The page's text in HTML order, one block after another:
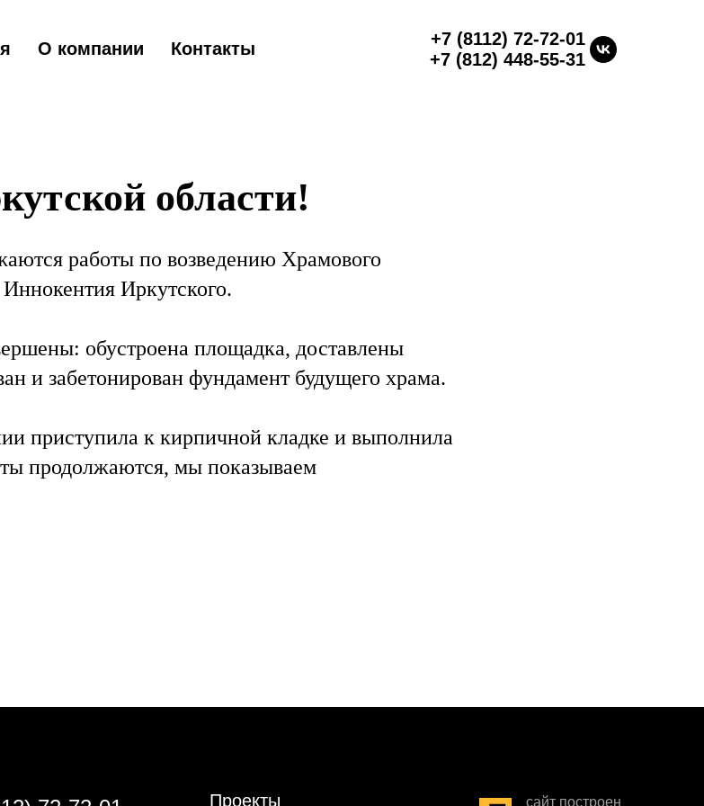
О компании Контакты
+7 (8112) 72-72-01
+7 (812) 448-55-31
области!
работы по возведению Храмового
Иркутского.
обустроена площадка, доставлены
и забетонирован фундамент будущего храма.
приступила к кирпичной кладке и выполнила
продолжаются, мы показываем
Проекты сайт построен